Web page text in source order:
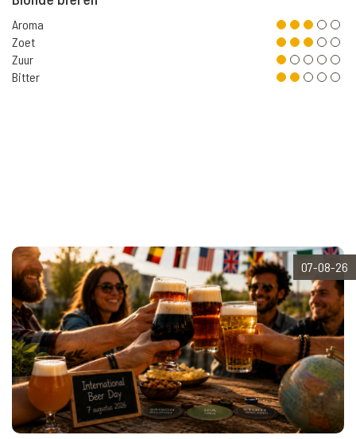
Aroma
Zoet
Zuur
Bitter
07-08-26